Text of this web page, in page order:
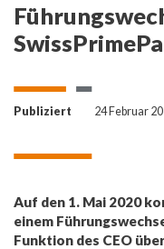
Publiziert 24 Februar
Auf den 1. Mai 2020
einem
Funktion des CEO